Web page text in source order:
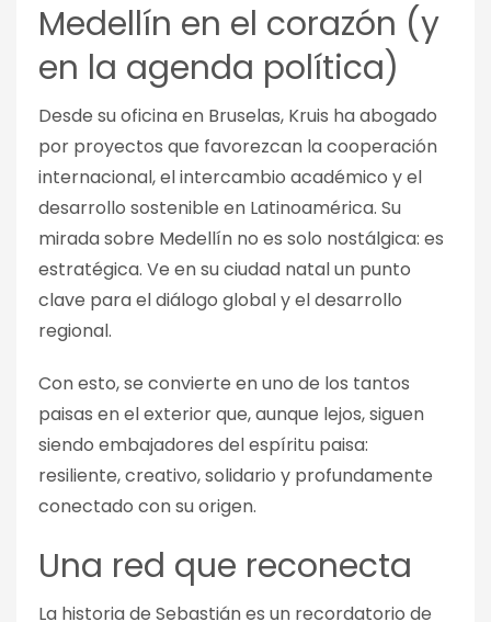
Medellín en el corazón (y
en la agenda política)
Desde su oficina en Bruselas, Kruis ha abogado
por proyectos que favorezcan la cooperación
internacional, el intercambio académico y el
desarrollo sostenible en Latinoamérica. Su
mirada sobre Medellín no es solo nostálgica: es
estratégica. Ve en su ciudad natal un punto
clave para el diálogo global y el desarrollo
regional.
Con esto, se convierte en uno de los tantos
paisas en el exterior que, aunque lejos, siguen
siendo embajadores del espíritu paisa:
resiliente, creativo, solidario y profundamente
conectado con su origen.
Una red que reconecta
La historia de Sebastián es un recordatorio de